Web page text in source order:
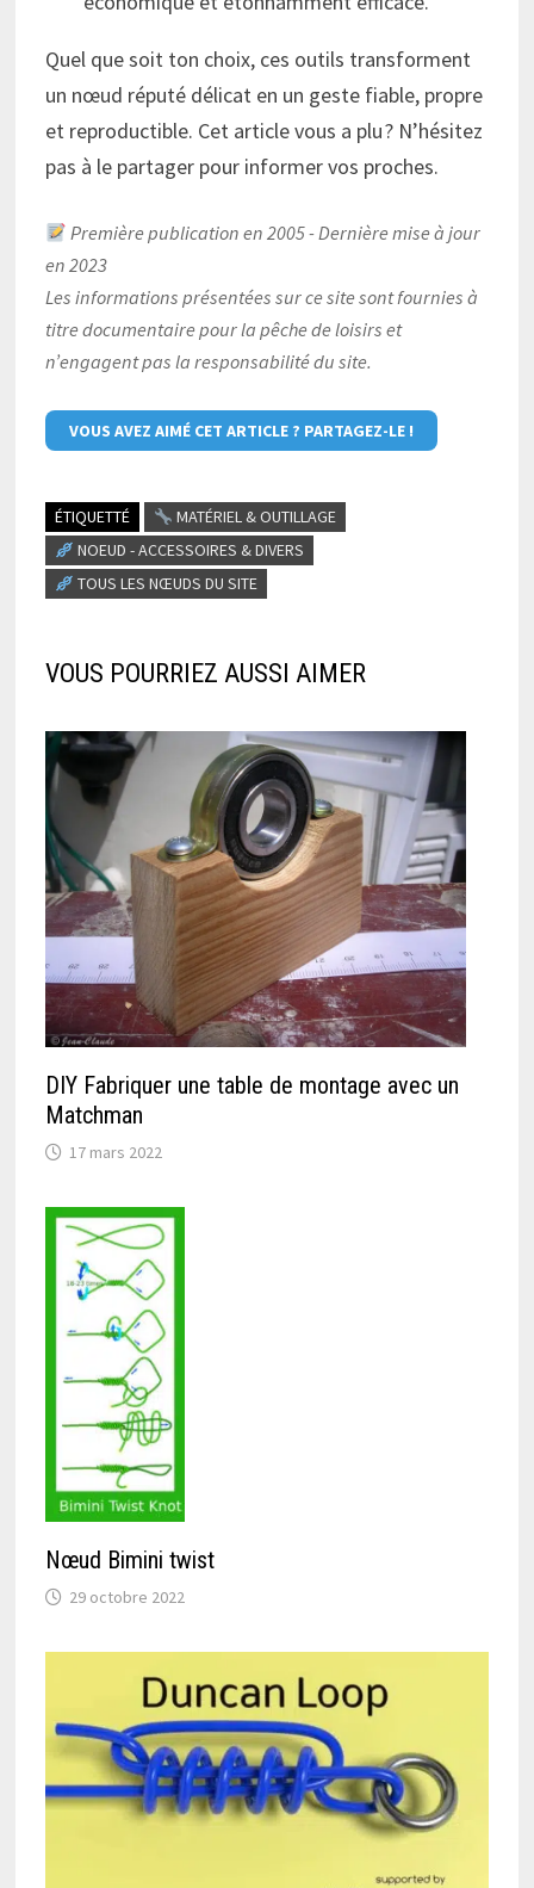
Quel que soit ton choix, ces outils transforment
un nœud réputé délicat en un geste fiable, propre
et reproductible. Cet article vous a plu ? N’hésitez
pas à le partager pour informer vos proches.
Première publication en 2005 - Dernière mise à jour
en 2023
Les informations présentées sur ce site sont fournies à
titre documentaire pour la pêche de loisirs et
n’engagent pas la responsabilité du site.
VOUS AVEZ AIMÉ CET ARTICLE ? PARTAGEZ-LE !
ÉTIQUETTÉ
MATÉRIEL & OUTILLAGE
NOEUD - ACCESSOIRES & DIVERS
TOUS LES NŒUDS DU SITE
VOUS POURRIEZ AUSSI AIMER
DIY Fabriquer une table de montage avec un
Matchman
17 mars 2022
Nœud Bimini twist
29 octobre 2022